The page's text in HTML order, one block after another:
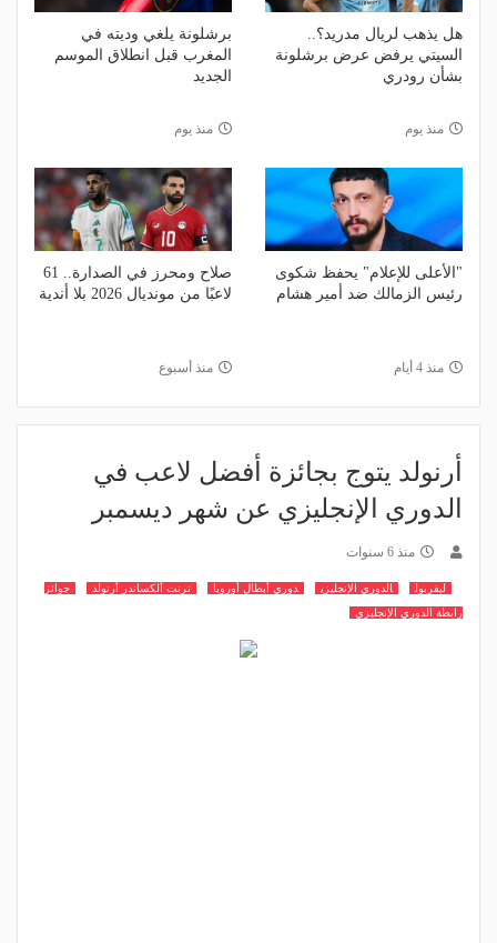
هل يذهب لريال مدريد؟..
السيتي يرفض عرض برشلونة
بشأن رودري
منذ يوم
برشلونة يلغي وديته في
المغرب قبل انطلاق الموسم
الجديد
منذ يوم
"الأعلى للإعلام" يحفظ شكوى
رئيس الزمالك ضد أمير هشام
منذ 4 أيام
صلاح ومحرز في الصدارة.. 61
لاعبًا من مونديال 2026 بلا أندية
منذ أسبوع
أرنولد يتوج بجائزة أفضل لاعب في
الدوري الإنجليزي عن شهر ديسمبر
منذ 6 سنوات
ليفربول الدوري الإنجليزي دوري أبطال أوروبا ترنت ألكساندر أرنولد
جوائز
رابطة الدوري الإنجليزي